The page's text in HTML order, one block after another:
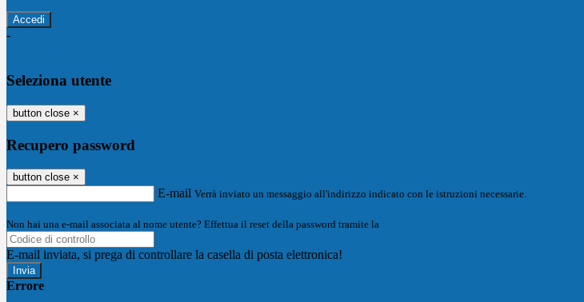
-
Seleziona utente
button close ×
Recupero password
button close ×
E-mail Verrà inviato un messaggio all'indirizzo indicato con le istruzioni necessarie.
Non hai una e-mail associata al nome utente? Effettua il reset della password tramite la
E-mail inviata, si prega di controllare la casella di posta elettronica!
Errore